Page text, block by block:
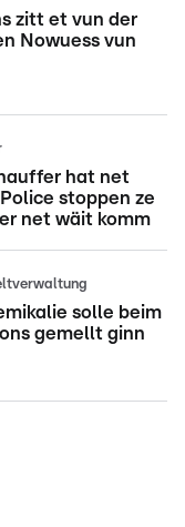
zitt et vun der
Nowuess vun
hat net
stoppen ze
net wäit komm
solle beim
gemellt ginn